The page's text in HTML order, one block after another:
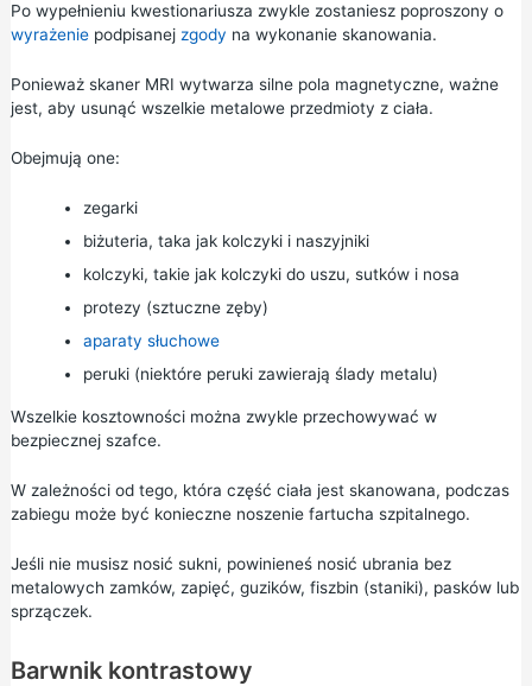
Po wypełnieniu kwestionariusza zwykle zostaniesz poproszony o
wyrażeniepodpisanej zgody na wykonanie skanowania.
Ponieważ skaner MRI wytwarza silne pola magnetyczne, ważne
jest, aby usunąć wszelkie metalowe przedmioty z ciała.
Obejmują one:
zegarki
biżuteria, taka jak kolczyki i naszyjniki
kolczyki, takie jak kolczyki do uszu, sutków i nosa
protezy (sztuczne zęby)
aparaty słuchowe
peruki (niektóre peruki zawierają ślady metalu)
Wszelkie kosztowności można zwykle przechowywać w
bezpiecznej szafce.
W zależności od tego, która część ciała jest skanowana, podczas
zabiegu może być konieczne noszenie fartucha szpitalnego.
Jeśli nie musisz nosić sukni, powinieneś nosić ubrania bez
metalowych zamków, zapięć, guzików, fiszbin (staniki), pasków lub
sprzączek.
Barwnik kontrastowy